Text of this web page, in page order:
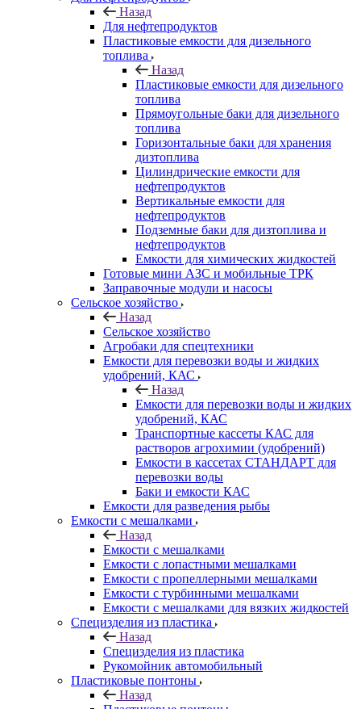
Назад
Для нефтепродуктов
Пластиковые емкости для дизельного
топлива
Назад
Пластиковые емкости для дизельного
топлива
Прямоугольные баки для дизельного
топлива
Горизонтальные баки для хранения
дизтоплива
Цилиндрические емкости для
нефтепродуктов
Вертикальные емкости для
нефтепродуктов
Подземные баки для дизтоплива и
нефтепродуктов
Емкости для химических жидкостей
Готовые мини АЗС и мобильные ТРК
Заправочные модули и насосы
Сельское хозяйство
Назад
Сельское хозяйство
Агробаки для спецтехники
Емкости для перевозки воды и жидких
удобрений, КАС
Назад
Емкости для перевозки воды и жидких
удобрений, КАС
Транспортные кассеты КАС для
растворов агрохимии (удобрений)
Емкости в кассетах СТАНДАРТ для
перевозки воды
Баки и емкости КАС
Емкости для разведения рыбы
Емкости с мешалками
Назад
Емкости с мешалками
Емкости с лопастными мешалками
Емкости с пропеллерными мешалками
Емкости с турбинными мешалками
Емкости с мешалками для вязких жидкостей
Специзделия из пластика
Назад
Специзделия из пластика
Рукомойник автомобильный
Пластиковые понтоны
Назад